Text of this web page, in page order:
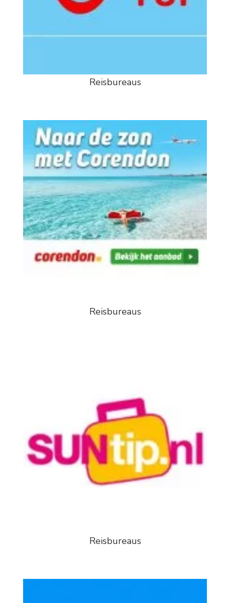
Reisbureaus
Reisbureaus
Reisbureaus